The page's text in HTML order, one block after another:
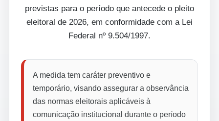
previstas para o período que antecede o pleito
eleitoral de 2026, em conformidade com a Lei
Federal nº 9.504/1997.
A medida tem caráter preventivo e
temporário, visando assegurar a observância
das normas eleitorais aplicáveis à
comunicação institucional durante o período